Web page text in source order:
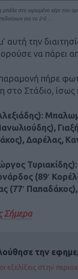
στο υψωμένο χέρι του
για το 2-0…
αυτή την
να πάρει
πήρε
στο Στάδιο, ίσως
Δαρέλας,
(89′
(77′
Σήμερα
την
εξελίξεις στην